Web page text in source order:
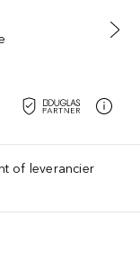
of leverancier